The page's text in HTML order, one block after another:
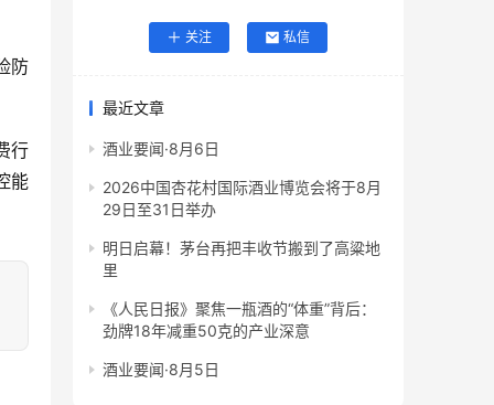
防
行
能
关注 私信
最近文章
酒业要闻·8月6日
2026中国杏花村国际酒业博览会将于8月
29日至31日举办
明日启幕！茅台再把丰收节搬到了高粱地
里
《人民日报》聚焦一瓶酒的“体重”背后：
劲牌18年减重50克的产业深意
酒业要闻·8月5日